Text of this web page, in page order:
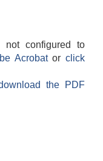
not configured to
Acrobatorclick
the PDF